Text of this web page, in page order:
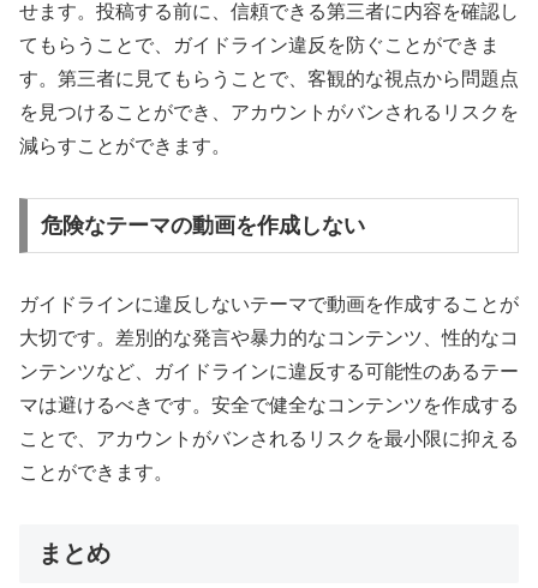
せます。投稿する前に、信頼できる第三者に内容を確認し
てもらうことで、ガイドライン違反を防ぐことができま
す。第三者に見てもらうことで、客観的な視点から問題点
を見つけることができ、アカウントがバンされるリスクを
減らすことができます。
危険なテーマの動画を作成しない
ガイドラインに違反しないテーマで動画を作成することが
大切です。差別的な発言や暴力的なコンテンツ、性的なコ
ンテンツなど、ガイドラインに違反する可能性のあるテー
マは避けるべきです。安全で健全なコンテンツを作成する
ことで、アカウントがバンされるリスクを最小限に抑える
ことができます。
まとめ